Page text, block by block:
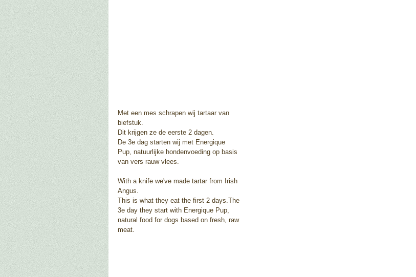
Met een mes schrapen wij tartaar van
biefstuk.
Dit krijgen ze de eerste 2 dagen.
De 3e dag starten wij met Energique
Pup, natuurlijke hondenvoeding op basis
van vers rauw vlees.
With a knife we've made tartar from Irish
Angus.
This is what they eat the first 2 days.The
3e day they start with Energique Pup,
natural food for dogs based on fresh, raw
meat.